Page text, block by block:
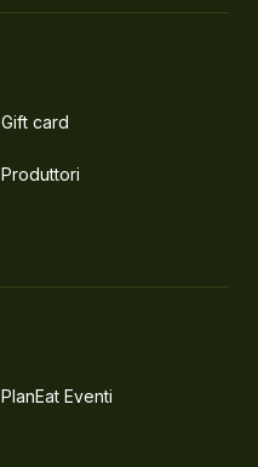
Gift card
Produttori
PlanEat Eventi